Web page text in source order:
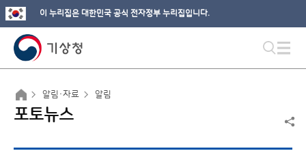
이 누리집은 대한민국 공식 전자정부 누리집입니다.
알림·자료 알림
포토뉴스